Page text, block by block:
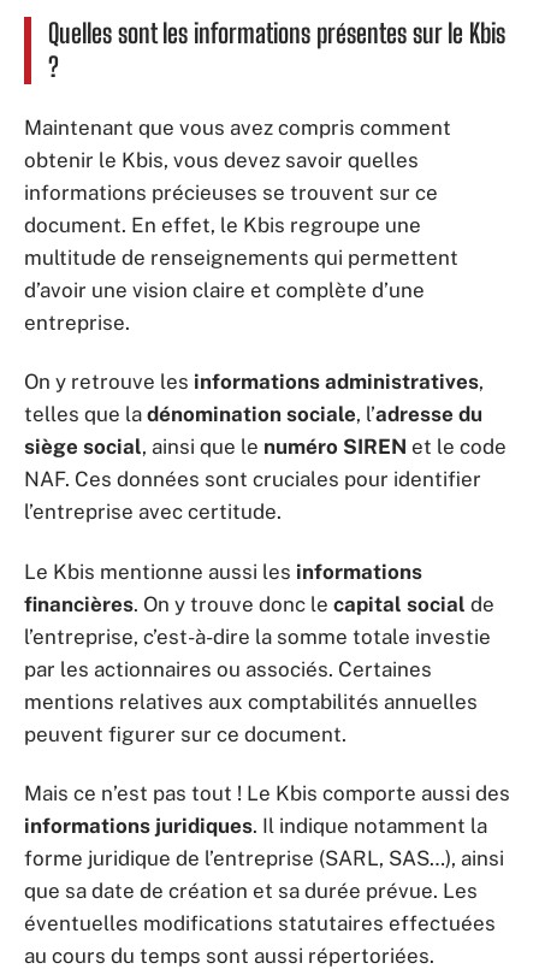
Quelles sont les informations présentes sur le Kbis
?
Maintenant que vous avez compris comment
obtenir le Kbis, vous devez savoir quelles
informations précieuses se trouvent sur ce
document. En effet, le Kbis regroupe une
multitude de renseignements qui permettent
d’avoir une vision claire et complète d’une
entreprise.
On y retrouve les informations administratives,
telles que la dénomination sociale, l’adresse du
siège social, ainsi que le numéro SIREN et le code
NAF. Ces données sont cruciales pour identifier
l’entreprise avec certitude.
Le Kbis mentionne aussi les informations
financières. On y trouve donc le capital social de
l’entreprise, c’est-à-dire la somme totale investie
par les actionnaires ou associés. Certaines
mentions relatives aux comptabilités annuelles
peuvent figurer sur ce document.
Mais ce n’est pas tout ! Le Kbis comporte aussi des
informations juridiques. Il indique notamment la
forme juridique de l’entreprise (SARL, SAS…), ainsi
que sa date de création et sa durée prévue. Les
éventuelles modifications statutaires effectuées
au cours du temps sont aussi répertoriées.